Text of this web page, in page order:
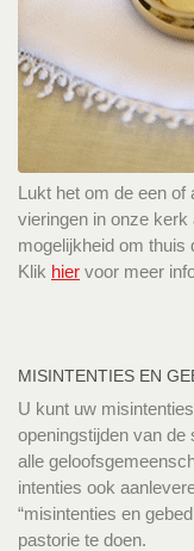
Lukt het om de een of
vieringen in onze
mogelijkheid om thuis
Klik hier voor meer
MISINTENTIES EN
U kunt uw
openingstijden van de
alle
intenties ook
“misintenties en
pastorie te doen.